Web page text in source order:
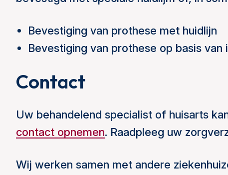
Bevestiging van prothese met huidlijn
Bevestiging van prothese op basis van
Contact
Uw behandelend specialist of huisarts
contact opnemen. Raadpleeg uw
Wij werken samen met andere